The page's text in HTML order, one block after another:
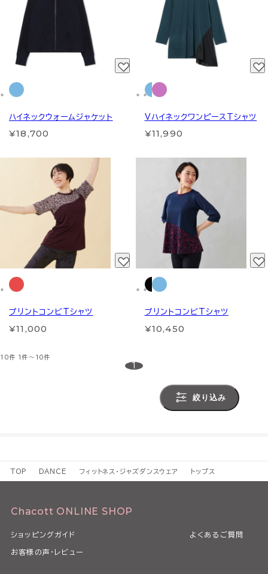
ハイネックウォームジャケット
¥18,700
VハイネックワンピースTシャツ
¥11,990
プリントコンビTシャツ
¥11,000
プリントコンビTシャツ
¥10,450
10件 1件～10件
1
絞り込み
TOP DANCE フィットネス・ジャズダンスウェア トップス
Chacott ONLINE SHOP
ショッピングガイド よくあるご質問
お客様の声・レビュー